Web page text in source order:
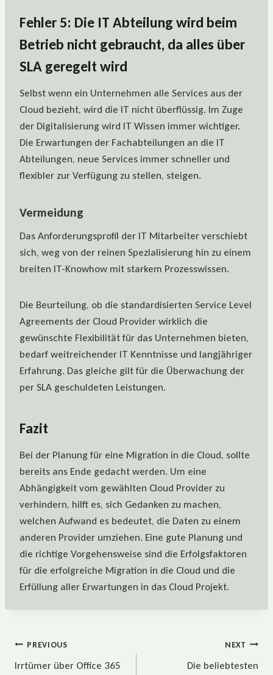
Fehler 5: Die IT Abteilung wird beim
Betrieb nicht gebraucht, da alles über
SLA geregelt wird
Selbst wenn ein Unternehmen alle Services aus der
Cloud bezieht, wird die IT nicht überflüssig. Im Zuge
der Digitalisierung wird IT Wissen immer wichtiger.
Die Erwartungen der Fachabteilungen an die IT
Abteilungen, neue Services immer schneller und
flexibler zur Verfügung zu stellen, steigen.
Vermeidung
Das Anforderungsprofil der IT Mitarbeiter verschiebt
sich, weg von der reinen Spezialisierung hin zu einem
breiten IT-Knowhow mit starkem Prozesswissen.
Die Beurteilung, ob die standardisierten Service Level
Agreements der Cloud Provider wirklich die
gewünschte Flexibilität für das Unternehmen bieten,
bedarf weitreichender IT Kenntnisse und langjähriger
Erfahrung. Das gleiche gilt für die Überwachung der
per SLA geschuldeten Leistungen.
Fazit
Bei der Planung für eine Migration in die Cloud, sollte
bereits ans Ende gedacht werden. Um eine
Abhängigkeit vom gewählten Cloud Provider zu
verhindern, hilft es, sich Gedanken zu machen,
welchen Aufwand es bedeutet, die Daten zu einem
anderen Provider umziehen. Eine gute Planung und
die richtige Vorgehensweise sind die Erfolgsfaktoren
für die erfolgreiche Migration in die Cloud und die
Erfüllung aller Erwartungen in das Cloud Projekt.
Beitragsnavigation
PREVIOUS
Irrtümer über Office 365
NEXT
Die beliebtesten